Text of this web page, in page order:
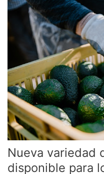
Nueva variedad
disponible para
variedad
aguacate
disponible
los
productores
a
nivel
mundial